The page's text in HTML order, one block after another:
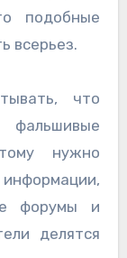
подобные
всерьез.
что
фальшивые
нужно
форумы и
делятся